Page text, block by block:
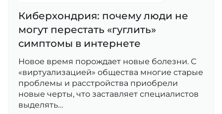
Киберхондрия: почему люди не
могут перестать «гуглить»
симптомы в интернете
Новое время порождает новые болезни. С
«виртуализацией» общества многие старые
проблемы и расстройства приобрели
новые черты, что заставляет специалистов
выделять…